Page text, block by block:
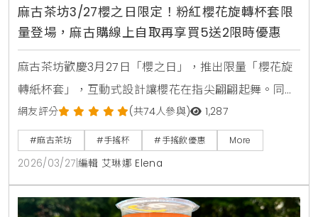
麻古茶坊3/27櫻之日限定！粉紅櫻花旋轉杯套限
量登場，麻古購線上自取再享買5送2限時優惠
麻古茶坊歡慶3月27日「櫻之日」，推出限量「櫻花旋
轉紙杯套」，互動式設計讓櫻花在指尖翩翩起舞。同步
祭出三月限時優惠，透過「麻古購」自取可享買5送1、
買10送2，滿額再贈20元優惠券，愛好粉紅氛圍與手搖
飲的消費者千萬別錯過。
網友評分 (共74人參與) 1,287
#麻古茶坊 #手搖杯 #手搖飲優惠 More
2026/03/27 編輯 艾琳娜 Elena